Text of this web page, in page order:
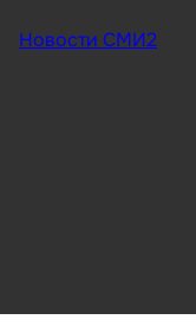
Новости СМИ2